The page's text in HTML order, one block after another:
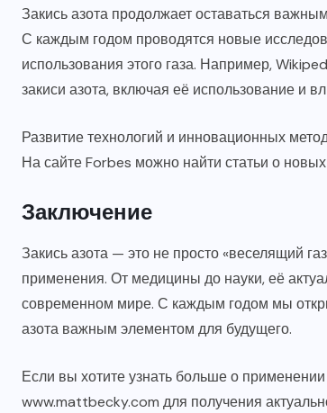
Закись азота продолжает оставаться
С каждым годом проводятся новые
использования этого газа. Например,
закиси азота, включая её использование и
Развитие технологий и инновационных
На сайтеForbes можно найти статьи о
Заключение
Закись азота — это не просто «веселящий
применения. От медицины до науки, её
современном мире. С каждым годом мы
азота важным элементом для будущего.
Если вы хотите узнать больше о
www.mattbecky.com для получения